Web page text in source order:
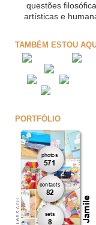
questões
artísticas e
TAMBÉM ESTOU
PORTFÓLIO